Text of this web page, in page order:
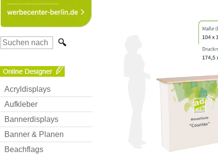
Acryldisplays
Aufkleber
Bannerdisplays
Banner & Planen
Beachflags